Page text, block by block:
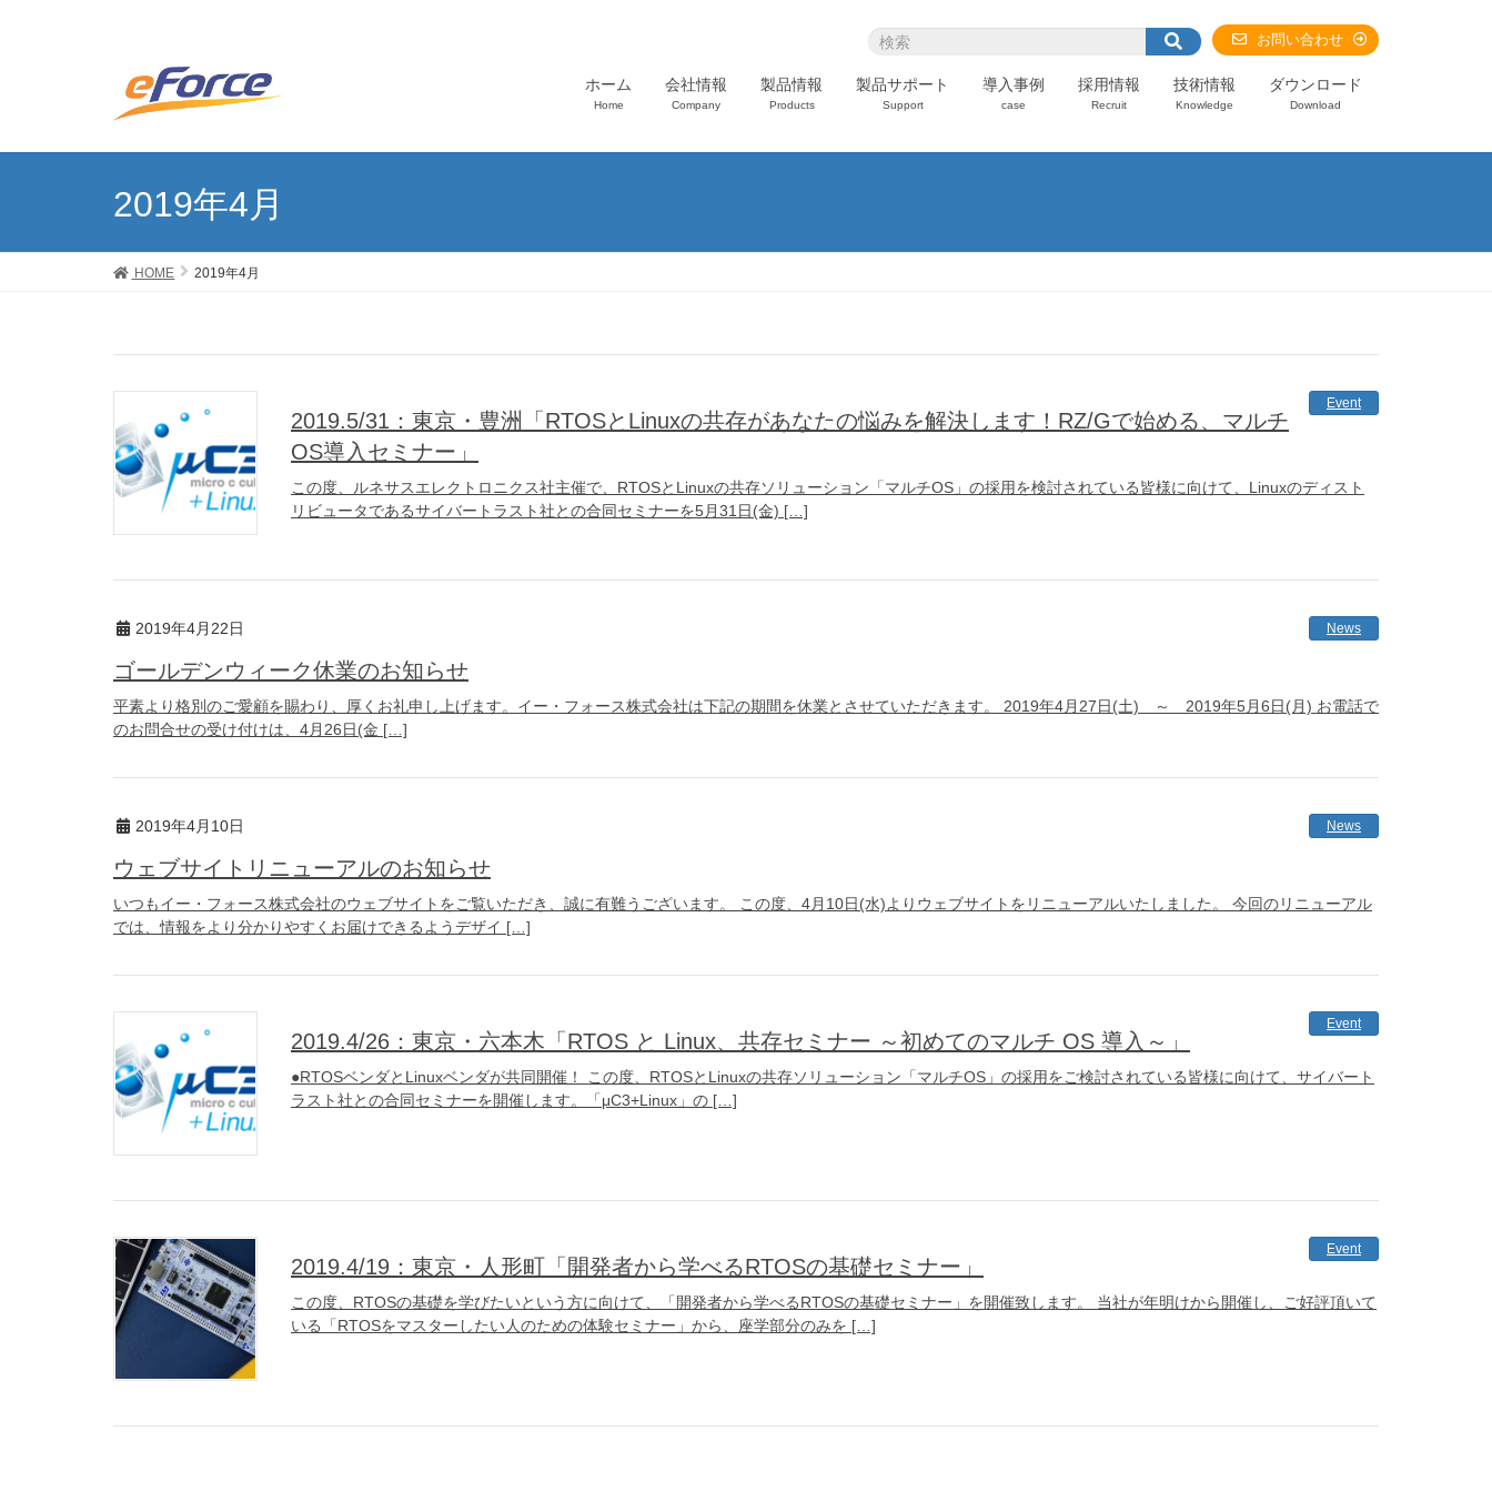
お問い合わせ
ホーム
Home
会社情報
Company
製品情報
Products
製品サポート
Support
導入事例
case
採用情報
Recruit
技術情報
Knowledge
ダウンロード
Download
2019年4月
HOME 2019年4月
Event
2019.5/31：東京・豊洲「RTOSとLinuxの共存があなたの悩みを解決します！RZ/Gで始める、マルチ
OS導入セミナー」
この度、ルネサスエレクトロニクス社主催で、RTOSとLinuxの共存ソリューション「マルチOS」の採用を検討されている皆様に向けて、Linuxのディスト
リビュータであるサイバートラスト社との合同セミナーを5月31日(金) […]
2019年4月22日 News
ゴールデンウィーク休業のお知らせ
平素より格別のご愛顧を賜わり、厚くお礼申し上げます。イー・フォース株式会社は下記の期間を休業とさせていただきます。 2019年4月27日(土) ～ 2019年5月6日(月) お電話で
のお問合せの受け付けは、4月26日(金 […]
2019年4月10日 News
ウェブサイトリニューアルのお知らせ
いつもイー・フォース株式会社のウェブサイトをご覧いただき、誠に有難うございます。 この度、4月10日(水)よりウェブサイトをリニューアルいたしました。 今回のリニューアル
では、情報をより分かりやすくお届けできるようデザイ […]
Event
2019.4/26：東京・六本木「RTOS と Linux、共存セミナー ～初めてのマルチ OS 導入～」
●RTOSベンダとLinuxベンダが共同開催！ この度、RTOSとLinuxの共存ソリューション「マルチOS」の採用をご検討されている皆様に向けて、サイバート
ラスト社との合同セミナーを開催します。「μC3+Linux」の […]
Event
2019.4/19：東京・人形町「開発者から学べるRTOSの基礎セミナー」
この度、RTOSの基礎を学びたいという方に向けて、「開発者から学べるRTOSの基礎セミナー」を開催致します。 当社が年明けから開催し、ご好評頂いて
いる「RTOSをマスターしたい人のための体験セミナー」から、座学部分のみを […]